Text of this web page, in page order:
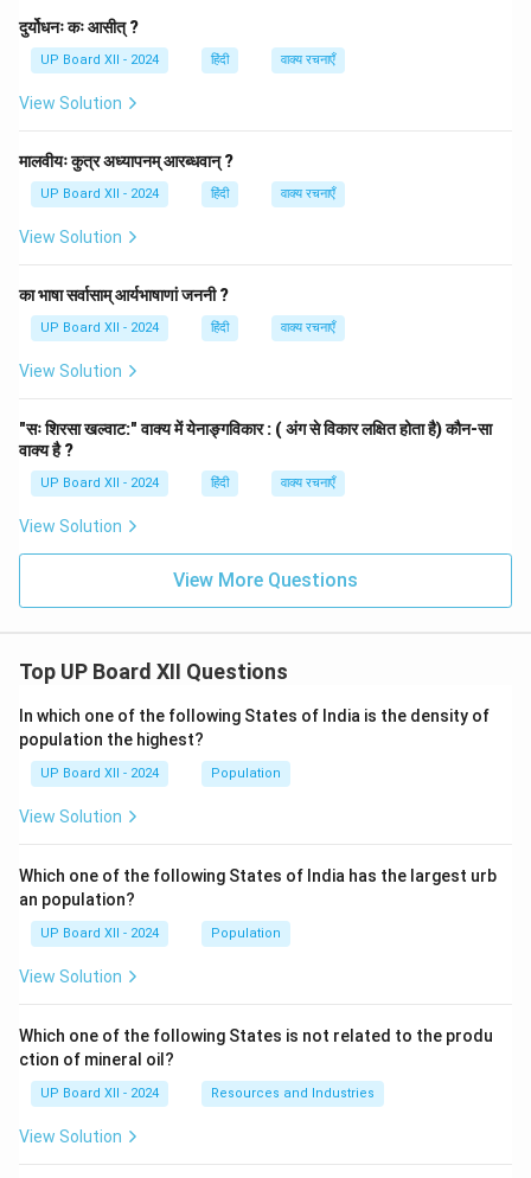
दुर्योधनः कः आसीत् ?
UP Board XII - 2024 हिंदी वाक्य रचनाएँ
View Solution
मालवीयः कुत्र अध्यापनम् आरब्धवान् ?
UP Board XII - 2024 हिंदी वाक्य रचनाएँ
View Solution
का भाषा सर्वासाम् आर्यभाषाणां जननी ?
UP Board XII - 2024 हिंदी वाक्य रचनाएँ
View Solution
"सः शिरसा खल्वाट:" वाक्य में येनाङ्गविकार : ( अंग से विकार लक्षित होता है) कौन-सा
वाक्य है ?
UP Board XII - 2024 हिंदी वाक्य रचनाएँ
View Solution
View More Questions
Top UP Board XII Questions
In which one of the following States of India is the density of
population the highest?
UP Board XII - 2024 Population
View Solution
Which one of the following States of India has the largest urb
an population?
UP Board XII - 2024 Population
View Solution
Which one of the following States is not related to the produ
ction of mineral oil?
UP Board XII - 2024 Resources and Industries
View Solution